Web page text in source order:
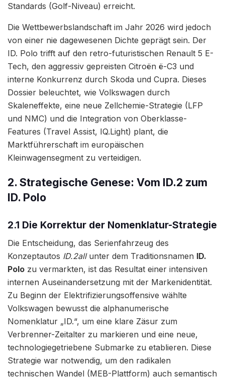
Standards (Golf-Niveau) erreicht.
Die Wettbewerbslandschaft im Jahr 2026 wird jedoch
von einer nie dagewesenen Dichte geprägt sein. Der
ID. Polo trifft auf den retro-futuristischen Renault 5 E-
Tech, den aggressiv gepreisten Citroën ë-C3 und
interne Konkurrenz durch Skoda und Cupra. Dieses
Dossier beleuchtet, wie Volkswagen durch
Skaleneffekte, eine neue Zellchemie-Strategie (LFP
und NMC) und die Integration von Oberklasse-
Features (Travel Assist, IQ.Light) plant, die
Marktführerschaft im europäischen
Kleinwagensegment zu verteidigen.
2. Strategische Genese: Vom ID.2 zum
ID. Polo
2.1 Die Korrektur der Nomenklatur-Strategie
Die Entscheidung, das Serienfahrzeug des
Konzeptautos ID.2allunter dem Traditionsnamen ID.
Polo zu vermarkten, ist das Resultat einer intensiven
internen Auseinandersetzung mit der Markenidentität.
Zu Beginn der Elektrifizierungsoffensive wählte
Volkswagen bewusst die alphanumerische
Nomenklatur „ID.“, um eine klare Zäsur zum
Verbrenner-Zeitalter zu markieren und eine neue,
technologiegetriebene Submarke zu etablieren. Diese
Strategie war notwendig, um den radikalen
technischen Wandel (MEB-Plattform) auch semantisch